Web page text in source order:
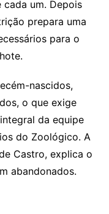
cada um. Depois
prepara uma
para o
nascidos,
o que exige
da equipe
do Zoológico. A
Castro, explica o
abandonados.